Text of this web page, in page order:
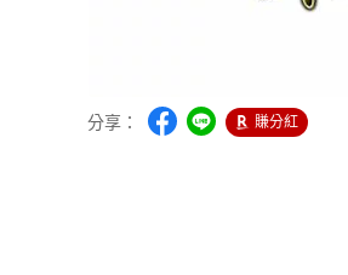
分享： 賺分紅